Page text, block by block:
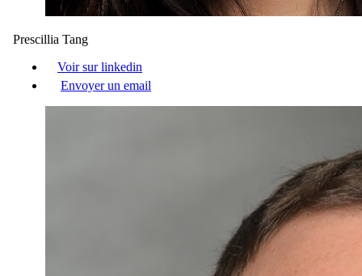
Prescillia Tang
Voir sur linkedin
Envoyer un email